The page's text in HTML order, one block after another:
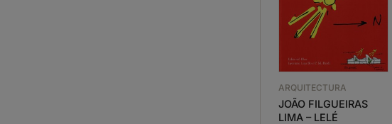
ARQUITECTURA
JOÃO FILGUEIRAS
LIMA – LELÉ